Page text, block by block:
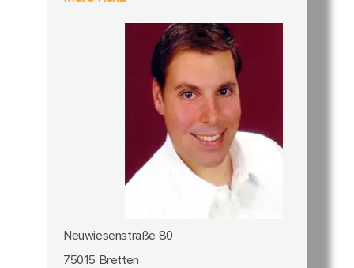
Neuwiesenstraße 80
75015 Bretten